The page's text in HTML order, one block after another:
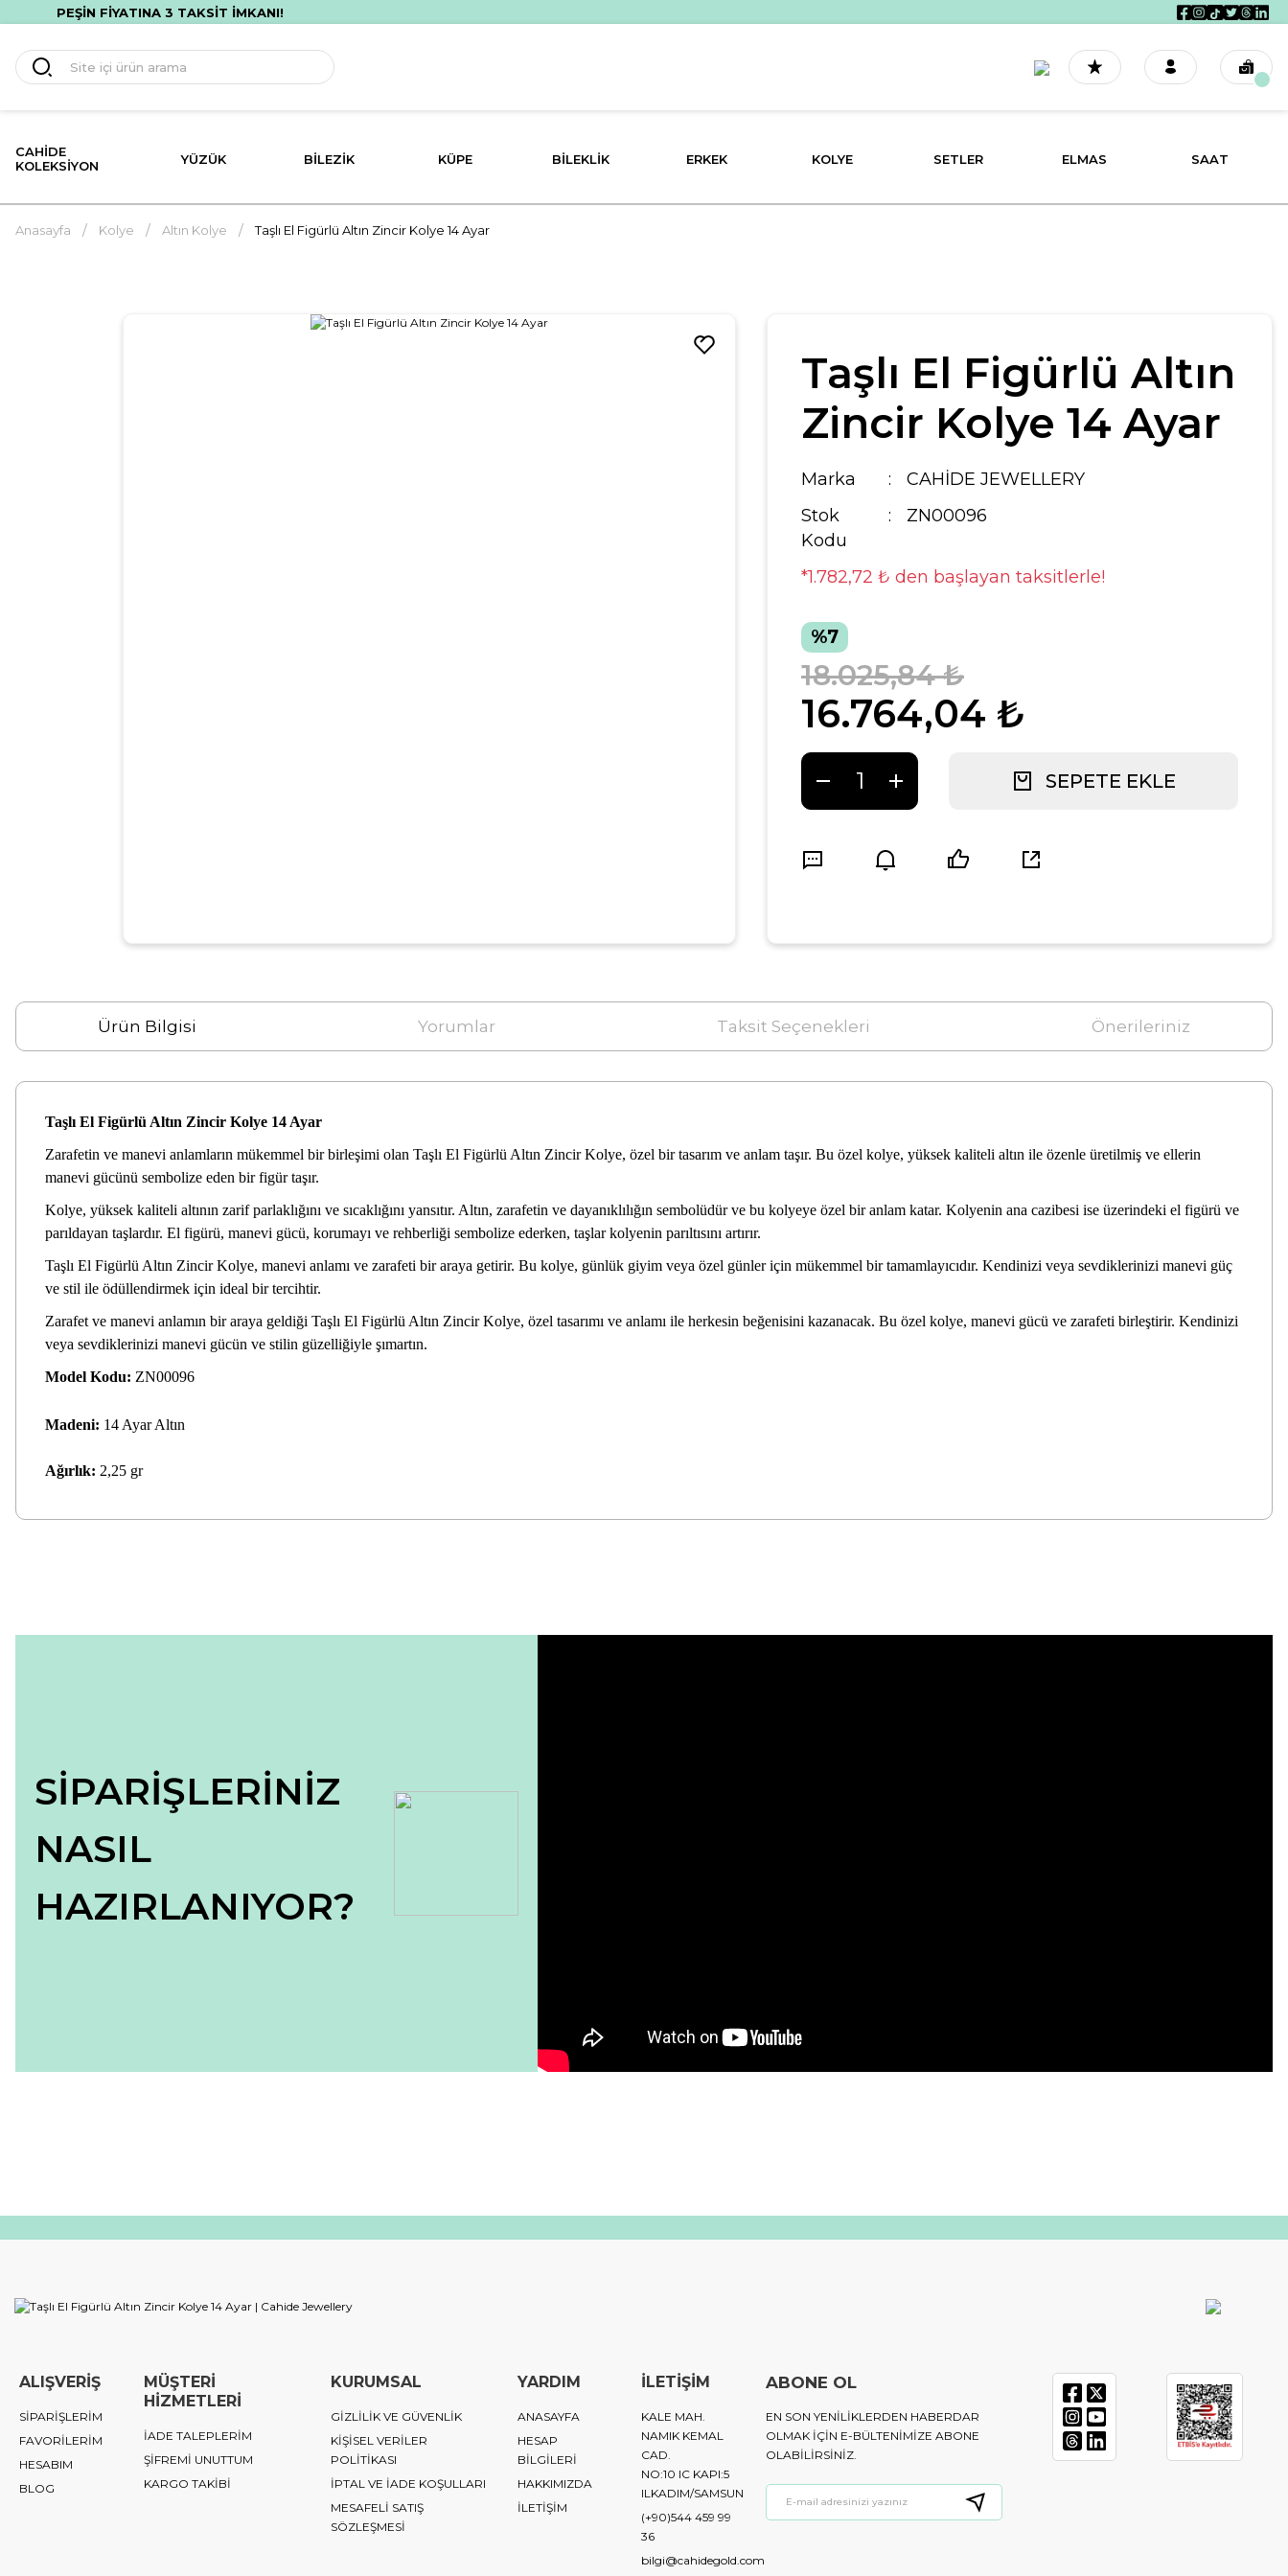
PEŞİN FİYATINA 3 TAKSİT İMKANI!
CAHIDE
KOLEKSIYON
YÜZÜK BILEZIK KÜPE BILEKLIK ERKEK KOLYE SETLER ELMAS SAAT
Anasayfa Kolye Altın Kolye Taşlı El Figürlü Altın Zincir Kolye 14 Ayar
Taşlı El Figürlü Altın
Zincir Kolye 14 Ayar
Marka
CAHİDE JEWELLERY
Stok
Kodu
ZN00096
*1.782,72 ₺ den başlayan taksitlerle!
%7
16.764,04 ₺
18.025,84 ₺
SEPETE EKLE
Ürün Bilgisi Yorumlar Taksit Seçenekleri Önerileriniz
Taşlı El Figürlü Altın Zincir Kolye 14 Ayar
Zarafetin ve manevi anlamların mükemmel bir birleşimi olan Taşlı El Figürlü Altın Zincir Kolye, özel bir tasarım ve anlam taşır. Bu özel kolye, yüksek kaliteli altın ile özenle üretilmiş ve ellerin
manevi gücünü sembolize eden bir figür taşır.
Kolye, yüksek kaliteli altının zarif parlaklığını ve sıcaklığını yansıtır. Altın, zarafetin ve dayanıklılığın sembolüdür ve bu kolyeye özel bir anlam katar. Kolyenin ana cazibesi ise üzerindeki el figürü ve
parıldayan taşlardır. El figürü, manevi gücü, korumayı ve rehberliği sembolize ederken, taşlar kolyenin parıltısını artırır.
Taşlı El Figürlü Altın Zincir Kolye, manevi anlamı ve zarafeti bir araya getirir. Bu kolye, günlük giyim veya özel günler için mükemmel bir tamamlayıcıdır. Kendinizi veya sevdiklerinizi manevi güç
ve stil ile ödüllendirmek için ideal bir tercihtir.
Zarafet ve manevi anlamın bir araya geldiği Taşlı El Figürlü Altın Zincir Kolye, özel tasarımı ve anlamı ile herkesin beğenisini kazanacak. Bu özel kolye, manevi gücü ve zarafeti birleştirir. Kendinizi
veya sevdiklerinizi manevi gücün ve stilin güzelliğiyle şımartın.
Model Kodu: ZN00096
Madeni: 14 Ayar Altın
Ağırlık: 2,25 gr
SİPARİŞLERİNİZ
NASIL
HAZIRLANIYOR?
ALIŞVERİŞ
SİPARİŞLERİM
FAVORİLERİM
HESABIM
BLOG
MÜŞTERİ
HİZMETLERİ
İADE TALEPLERİM
ŞİFREMİ UNUTTUM
KARGO TAKİBİ
KURUMSAL
GİZLİLİK VE GÜVENLİK
KİŞİSEL VERİLER
POLİTİKASI
İPTAL VE İADE KOŞULLARI
MESAFELİ SATIŞ
SÖZLEŞMESİ
YARDIM
ANASAYFA
HESAP
BİLGİLERİ
HAKKIMIZDA
İLETİŞİM
İLETİŞİM
KALE MAH.
NAMIK KEMAL
CAD.
NO:10 IC KAPI:5
ILKADIM/SAMSUN
(+90)544 459 99
36
bilgi@cahidegold.com
ABONE OL
EN SON YENILIKLERDEN HABERDAR
OLMAK IÇIN E-BÜLTENIMIZE ABONE
OLABILIRSINIZ.